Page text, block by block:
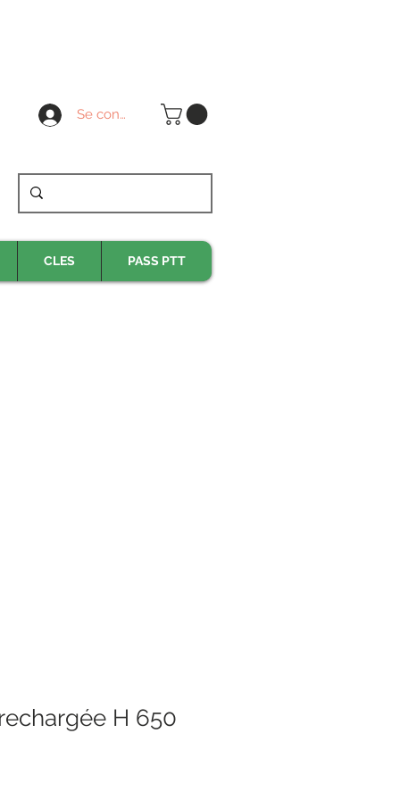
Se connecter
CLES PASS PTT
H 650